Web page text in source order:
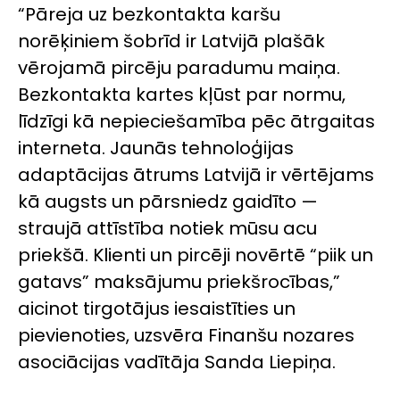
“Pāreja uz bezkontakta karšu
norēķiniem šobrīd ir Latvijā plašāk
vērojamā pircēju paradumu maiņa.
Bezkontakta kartes kļūst par normu,
līdzīgi kā nepieciešamība pēc ātrgaitas
interneta. Jaunās tehnoloģijas
adaptācijas ātrums Latvijā ir vērtējams
kā augsts un pārsniedz gaidīto —
straujā attīstība notiek mūsu acu
priekšā. Klienti un pircēji novērtē “piik un
gatavs” maksājumu priekšrocības,”
aicinot tirgotājus iesaistīties un
pievienoties, uzsvēra Finanšu nozares
asociācijas vadītāja Sanda Liepiņa.